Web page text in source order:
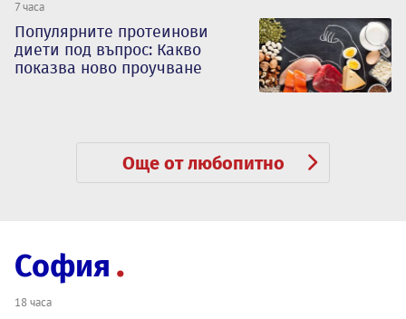
7 часа
Популярните протеинови
диети под въпрос: Какво
показва ново проучване
Още от любопитно
София
18 часа